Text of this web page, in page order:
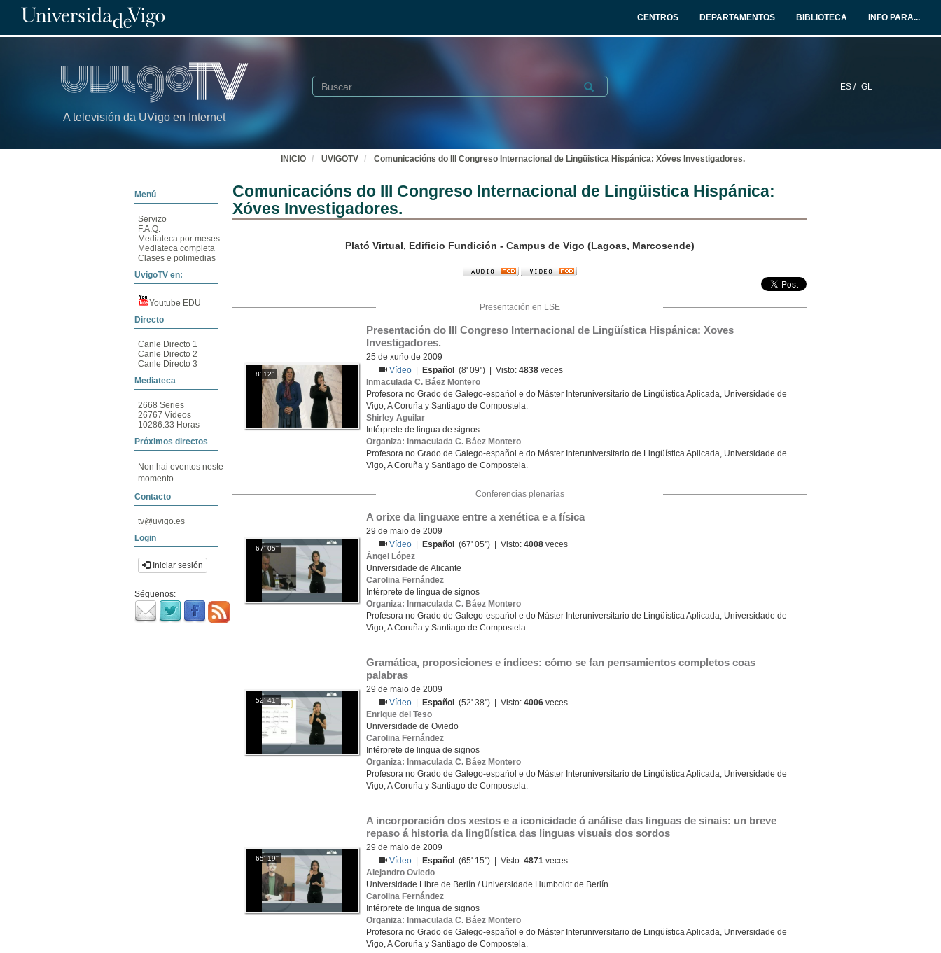
CENTROS DEPARTAMENTOS BIBLIOTECA INFO PARA...
A televisión da UVigo en Internet
ES / GL
Buscar Submit
INICIO UVIGOTV Comunicacións do III Congreso Internacional de Lingüistica Hispánica: Xóves Investigadores.
Menú
Servizo
F.A.Q.
Mediateca por meses
Mediateca completa
Clases e polimedias
UvigoTV en:
Youtube EDU
Directo
Canle Directo 1
Canle Directo 2
Canle Directo 3
Mediateca
2668 Series
26767 Videos
10286.33 Horas
Próximos directos
Non hai eventos neste
momento
Contacto
tv@uvigo.es
Login
Iniciar sesión
Séguenos:
Comunicacións do III Congreso Internacional de Lingüistica Hispánica:
Xóves Investigadores.
Plató Virtual, Edificio Fundición - Campus de Vigo (Lagoas, Marcosende)
Presentación en LSE
8' 12''
Presentación do III Congreso Internacional de Lingüística Hispánica: Xoves
Investigadores.
25 de xuño de 2009
Vídeo
Español (8' 09'') | Visto:4838 veces
Inmaculada C. Báez Montero
Profesora no Grado de Galego-español e do Máster Interuniversitario de Lingüística Aplicada, Universidade de
Vigo, A Coruña y Santiago de Compostela.
Shirley Aguilar
Intérprete de lingua de signos
Organiza: Inmaculada C. Báez Montero
Profesora no Grado de Galego-español e do Máster Interuniversitario de Lingüística Aplicada, Universidade de
Vigo, A Coruña y Santiago de Compostela.
Conferencias plenarias
67' 05''
A orixe da linguaxe entre a xenética e a física
29 de maio de 2009
Vídeo
Español (67' 05'') | Visto:4008 veces
Ángel López
Universidade de Alicante
Carolina Fernández
Intérprete de lingua de signos
Organiza: Inmaculada C. Báez Montero
Profesora no Grado de Galego-español e do Máster Interuniversitario de Lingüística Aplicada, Universidade de
Vigo, A Coruña y Santiago de Compostela.
52' 41''
Gramática, proposiciones e índices: cómo se fan pensamientos completos coas
palabras
29 de maio de 2009
Vídeo
Español (52' 38'') | Visto:4006 veces
Enrique del Teso
Universidade de Oviedo
Carolina Fernández
Intérprete de lingua de signos
Organiza: Inmaculada C. Báez Montero
Profesora no Grado de Galego-español e do Máster Interuniversitario de Lingüística Aplicada, Universidade de
Vigo, A Coruña y Santiago de Compostela.
65' 19''
A incorporación dos xestos e a iconicidade ó análise das linguas de sinais: un breve
repaso á historia da lingüística das linguas visuais dos sordos
29 de maio de 2009
Vídeo
Español (65' 15'') | Visto:4871 veces
Alejandro Oviedo
Universidade Libre de Berlín / Universidade Humboldt de Berlín
Carolina Fernández
Intérprete de lingua de signos
Organiza: Inmaculada C. Báez Montero
Profesora no Grado de Galego-español e do Máster Interuniversitario de Lingüística Aplicada, Universidade de
Vigo, A Coruña y Santiago de Compostela.